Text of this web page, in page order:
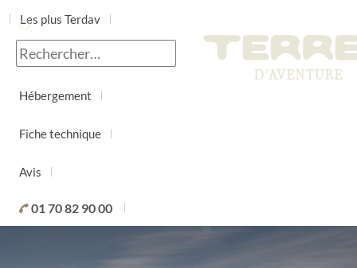
Les plus Terdav
Jour par jour
Hébergement
Fiche technique
Avis
01 70 82 90 00